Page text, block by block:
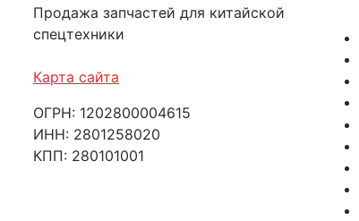
Продажа запчастей для китайской
спецтехники
Карта сайта
ОГРН: 1202800004615
ИНН: 2801258020
КПП: 280101001